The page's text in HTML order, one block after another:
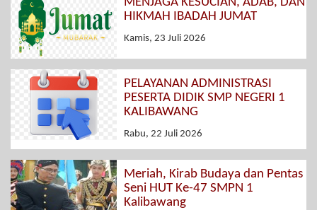
HIKMAH IBADAH JUMAT
Kamis, 23 Juli 2026
PELAYANAN ADMINISTRASI
PESERTA DIDIK SMP NEGERI 1
KALIBAWANG
Rabu, 22 Juli 2026
Meriah, Kirab Budaya dan Pentas
Seni HUT Ke-47 SMPN 1
Kalibawang